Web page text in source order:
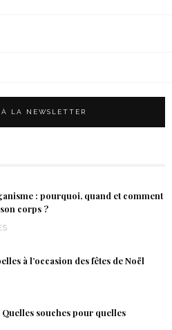
: pourquoi, quand et comment
corps ?
à l’occasion des fêtes de Noël
souches pour quelles